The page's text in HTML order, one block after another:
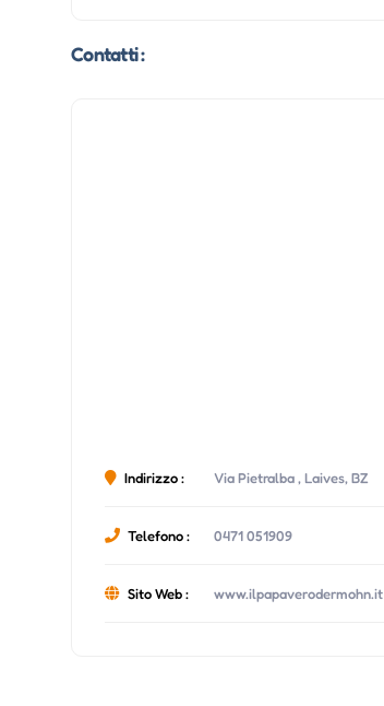
Contatti :
Indirizzo : Via Pietralba , Laives, BZ
Telefono : 0471 051909
Sito Web : www.ilpapaverodermohn.it